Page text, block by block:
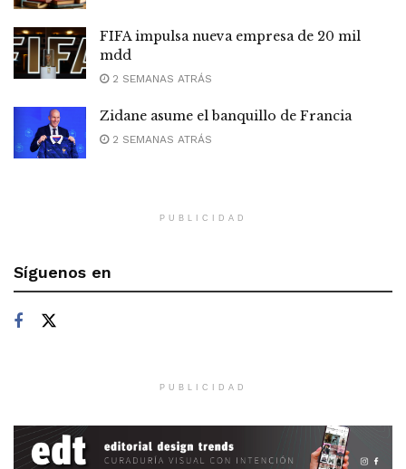
FIFA impulsa nueva empresa de 20 mil
mdd
2 SEMANAS ATRÁS
Zidane asume el banquillo de Francia
2 SEMANAS ATRÁS
PUBLICIDAD
Síguenos en
PUBLICIDAD